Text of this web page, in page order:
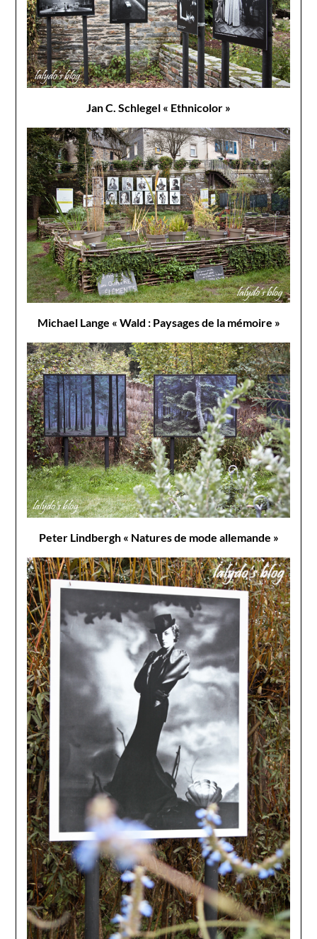
Jan C. Schlegel « Ethnicolor »
Michael Lange « Wald : Paysages de la mémoire »
Peter Lindbergh « Natures de mode allemande »